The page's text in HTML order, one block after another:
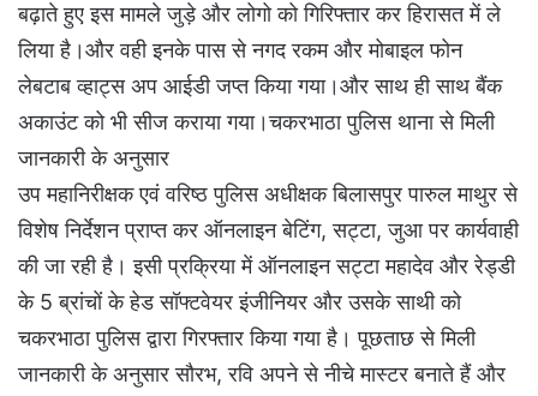
बढ़ाते हुए इस मामले जुड़े और लोगो को गिरिफ्तार कर हिरासत में ले
लिया है।और वही इनके पास से नगद रकम और मोबाइल फोन
लेबटाब व्हाट्स अप आईडी जप्त किया गया।और साथ ही साथ बैंक
अकाउंट को भी सीज कराया गया।चकरभाठा पुलिस थाना से मिली
जानकारी के अनुसार
उप महानिरीक्षक एवं वरिष्ठ पुलिस अधीक्षक बिलासपुर पारुल माथुर से
विशेष निर्देशन प्राप्त कर ऑनलाइन बेटिंग, सट्टा, जुआ पर कार्यवाही
की जा रही है। इसी प्रक्रिया में ऑनलाइन सट्टा महादेव और रेड्डी
के 5 ब्रांचों के हेड सॉफ्टवेयर इंजीनियर और उसके साथी को
चकरभाठा पुलिस द्वारा गिरफ्तार किया गया है। पूछताछ से मिली
जानकारी के अनुसार सौरभ, रवि अपने से नीचे मास्टर बनाते हैं और